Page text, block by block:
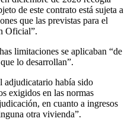
de este contrato está sujeta a
que las previstas para el
Oficial”.
limitaciones se aplicaban “de
lo desarrollan”.
adjudicatario había sido
exigidos en las normas
en cuanto a ingresos
otra vivienda”.